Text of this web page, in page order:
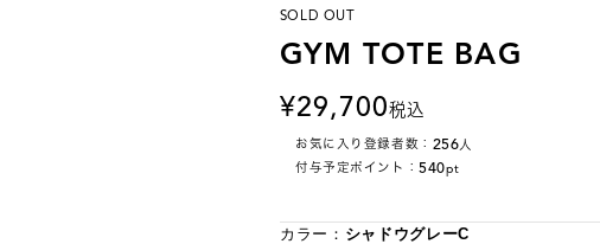
SOLD OUT
GYM TOTE BAG
29,700税込
お気に入り登録者数： 256人
付与予定ポイント：540pt
カラー： シャドウグレーC